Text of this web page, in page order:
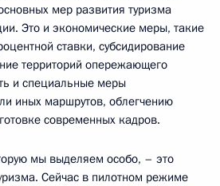
мер развития туризма
Это и экономические меры, такие
ставки, субсидирование
территорий опережающего
и специальные меры
иных маршрутов, облегчению
современных кадров.
мы выделяем особо, – это
Сейчас в пилотном режиме